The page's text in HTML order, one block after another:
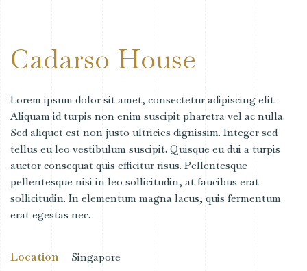
Cadarso House
Lorem ipsum dolor sit amet, consectetur adipiscing elit.
Aliquam id turpis non enim suscipit pharetra vel ac nulla.
Sed aliquet est non justo ultricies dignissim. Integer sed
tellus eu leo vestibulum suscipit. Quisque eu dui a turpis
auctor consequat quis efficitur risus. Pellentesque
pellentesque nisi in leo sollicitudin, at faucibus erat
sollicitudin. In elementum magna lacus, quis fermentum
erat egestas nec.
Location Singapore